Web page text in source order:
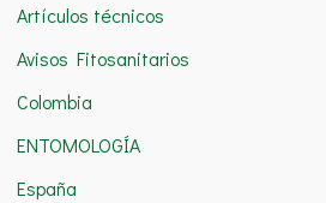
r
p
o
r
:
Artículos técnicos
Avisos Fitosanitarios
Colombia
ENTOMOLOGÍA
España